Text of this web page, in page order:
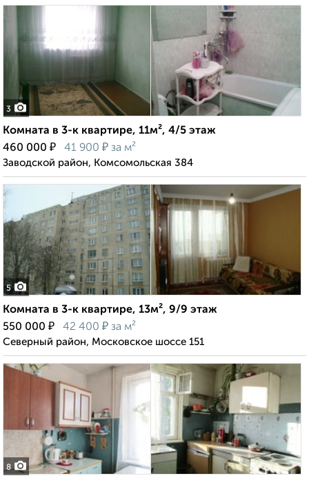
3
Комната в 3-к квартире, 11м², 4/5 этаж
460 000 ₽ 41 900 ₽ за м²
Заводской район, Комсомольская 384
5
Комната в 3-к квартире, 13м², 9/9 этаж
550 000 ₽ 42 400 ₽ за м²
Северный район, Московское шоссе 151
8